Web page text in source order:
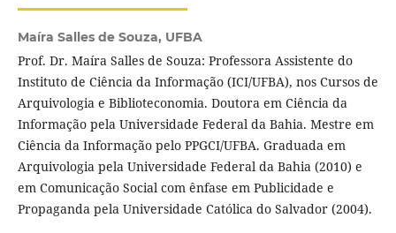
Maíra Salles de Souza, UFBA
Prof. Dr. Maíra Salles de Souza: Professora Assistente do
Instituto de Ciência da Informação (ICI/UFBA), nos Cursos de
Arquivologia e Biblioteconomia. Doutora em Ciência da
Informação pela Universidade Federal da Bahia. Mestre em
Ciência da Informação pelo PPGCI/UFBA. Graduada em
Arquivologia pela Universidade Federal da Bahia (2010) e
em Comunicação Social com ênfase em Publicidade e
Propaganda pela Universidade Católica do Salvador (2004).